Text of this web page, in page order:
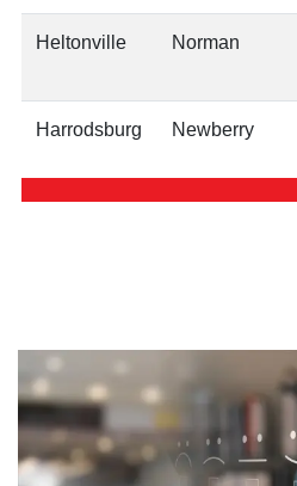
Heltonville Norman
Harrodsburg Newberry